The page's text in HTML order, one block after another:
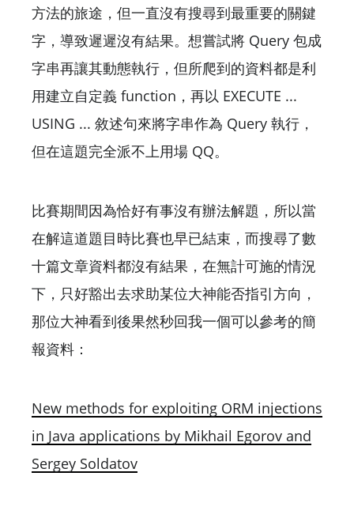
方法的旅途，但一直沒有搜尋到最重要的關鍵
字，導致遲遲沒有結果。想嘗試將 Query 包成
字串再讓其動態執行，但所爬到的資料都是利
用建立自定義 function，再以 EXECUTE ...
USING ... 敘述句來將字串作為 Query 執行，
但在這題完全派不上用場 QQ。
比賽期間因為恰好有事沒有辦法解題，所以當
在解這道題目時比賽也早已結束，而搜尋了數
十篇文章資料都沒有結果，在無計可施的情況
下，只好豁出去求助某位大神能否指引方向，
那位大神看到後果然秒回我一個可以參考的簡
報資料：
New methods for exploiting ORM injections
in Java applications by Mikhail Egorov and
Sergey Soldatov